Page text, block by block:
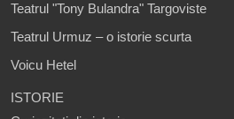
Teatrul "Tony Bulandra" Targoviste
Teatrul Urmuz – o istorie scurta
Voicu Hetel
ISTORIE